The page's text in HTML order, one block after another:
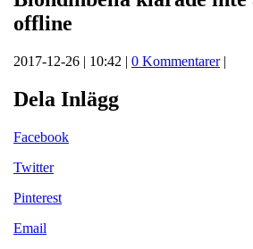
offline
2017-12-26 | 10:42 | 0 Kommentarer|
Dela Inlägg
Facebook
Twitter
Pinterest
Email